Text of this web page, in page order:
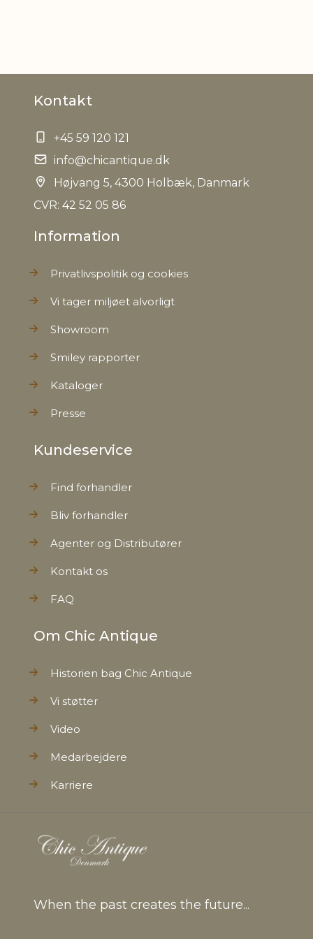
Kontakt
+45 59 120 121
info@chicantique.dk
Højvang 5, 4300 Holbæk, Danmark
CVR: 42 52 05 86
Information
Privatlivspolitik og cookies
Vi tager miljøet alvorligt
Showroom
Smiley rapporter
Kataloger
Presse
Kundeservice
Find forhandler
Bliv forhandler
Agenter og Distributører
Kontakt os
FAQ
Om Chic Antique
Historien bag Chic Antique
Vi støtter
Video
Medarbejdere
Karriere
When the past creates the future...